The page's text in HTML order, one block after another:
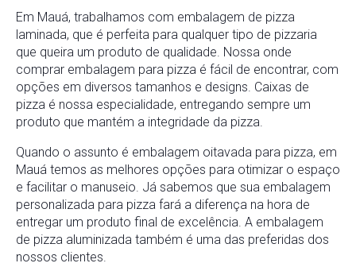
Em Mauá, trabalhamos com embalagem de pizza
laminada, que é perfeita para qualquer tipo de pizzaria
que queira um produto de qualidade. Nossa onde
comprar embalagem para pizza é fácil de encontrar, com
opções em diversos tamanhos e designs. Caixas de
pizza é nossa especialidade, entregando sempre um
produto que mantém a integridade da pizza.
Quando o assunto é embalagem oitavada para pizza, em
Mauá temos as melhores opções para otimizar o espaço
e facilitar o manuseio. Já sabemos que sua embalagem
personalizada para pizza fará a diferença na hora de
entregar um produto final de excelência. A embalagem
de pizza aluminizada também é uma das preferidas dos
nossos clientes.